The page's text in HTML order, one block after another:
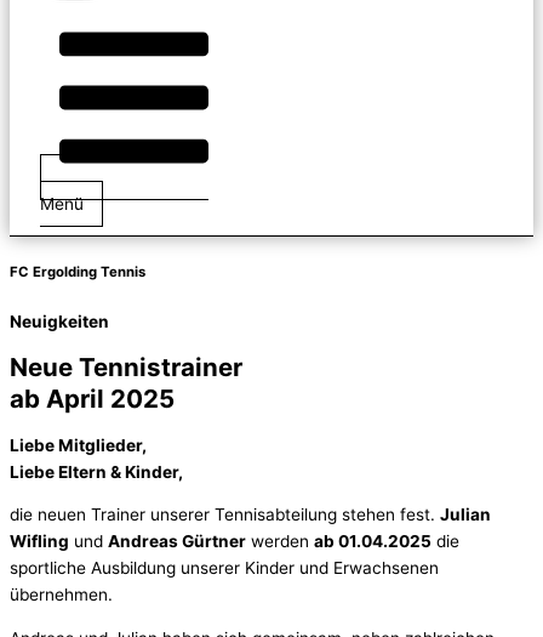
Menü
FC Ergolding Tennis
Neuigkeiten
Neue Tennistrainer
ab April 2025
Liebe Mitglieder,
Liebe Eltern & Kinder,
die neuen Trainer unserer Tennisabteilung stehen fest. Julian
Wifling und Andreas Gürtner werden ab 01.04.2025 die
sportliche Ausbildung unserer Kinder und Erwachsenen
übernehmen.